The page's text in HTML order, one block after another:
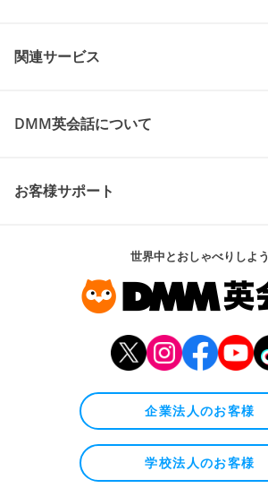
関連サービス
DMM英会話について
お客様サポート
世界中とおしゃべりしよう
企業法人のお客様
学校法人のお客様